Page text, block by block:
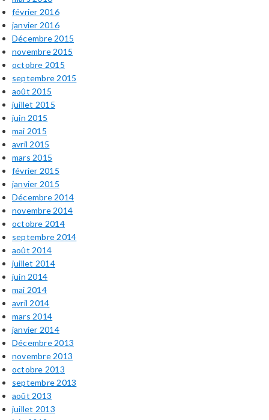
février 2016
janvier 2016
Décembre 2015
novembre 2015
octobre 2015
septembre 2015
août 2015
juillet 2015
juin 2015
mai 2015
avril 2015
mars 2015
février 2015
janvier 2015
Décembre 2014
novembre 2014
octobre 2014
septembre 2014
août 2014
juillet 2014
juin 2014
mai 2014
avril 2014
mars 2014
janvier 2014
Décembre 2013
novembre 2013
octobre 2013
septembre 2013
août 2013
juillet 2013